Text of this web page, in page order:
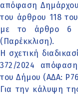
απόφαση
του άρθρου 118
με το άρθρο 6
(Παρέκκλιση).
Η σχετική
372/2024
του Δήμου (ΑΔΑ:
Για την κάλυψη